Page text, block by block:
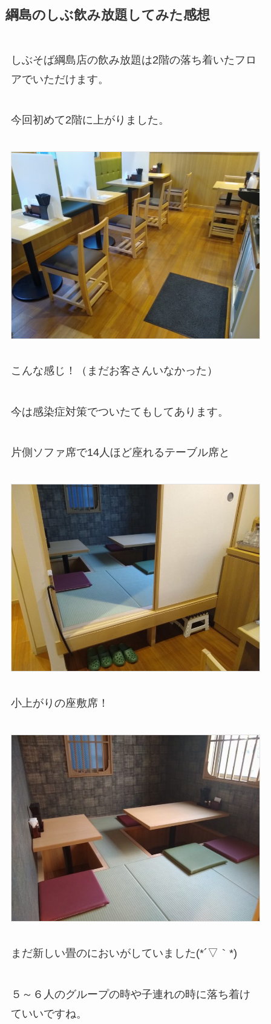
綱島のしぶ飲み放題してみた感想
しぶそば綱島店の飲み放題は2階の落ち着いたフロ
アでいただけます。
今回初めて2階に上がりました。
こんな感じ！（まだお客さんいなかった）
今は感染症対策でついたてもしてあります。
片側ソファ席で14人ほど座れるテーブル席と
小上がりの座敷席！
まだ新しい畳のにおいがしていました(*´▽｀*)
５～６人のグループの時や子連れの時に落ち着け
ていいですね。